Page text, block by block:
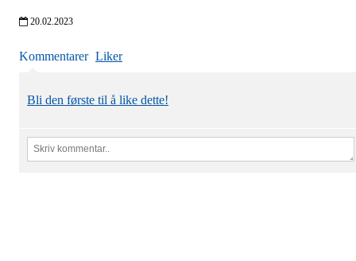
20.02.2023
Kommentarer Liker
Bli den første til å like dette!